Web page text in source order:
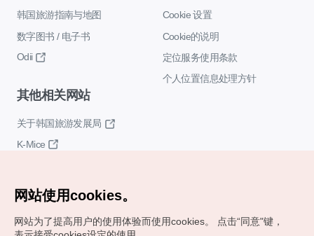
韩国旅游指南与地图
数字图书 / 电子书
Odii
Cookie 设置
Cookie的说明
定位服务使用条款
个人位置信息处理方针
其他相关网站
关于韩国旅游发展局
K-Mice
网站使用cookies。
网站为了提高用户的使用体验而使用cookies。
点击“同意"键，